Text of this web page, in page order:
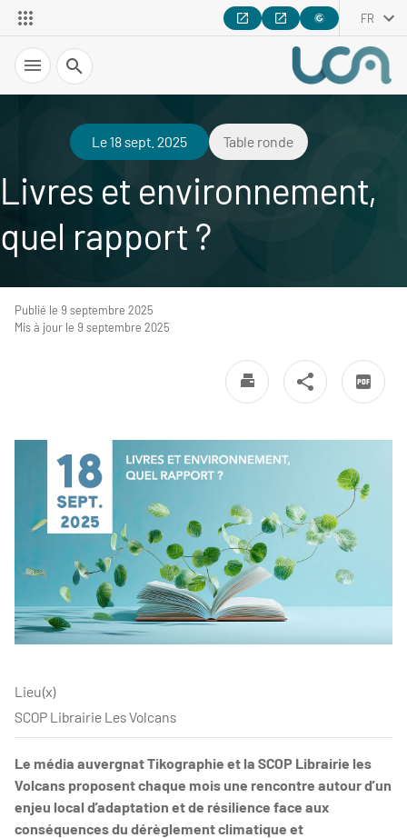
FR
Recherche
Le 18 sept. 2025 Table ronde
Livres et environnement,
quel rapport ?
Publié le 9 septembre 2025
Mis à jour le 9 septembre 2025
Lieu(x)
SCOP Librairie Les Volcans
Le média auvergnat Tikographie et la SCOP Librairie les
Volcans proposent chaque mois une rencontre autour d’un
enjeu local d’adaptation et de résilience face aux
conséquences du dérèglement climatique et